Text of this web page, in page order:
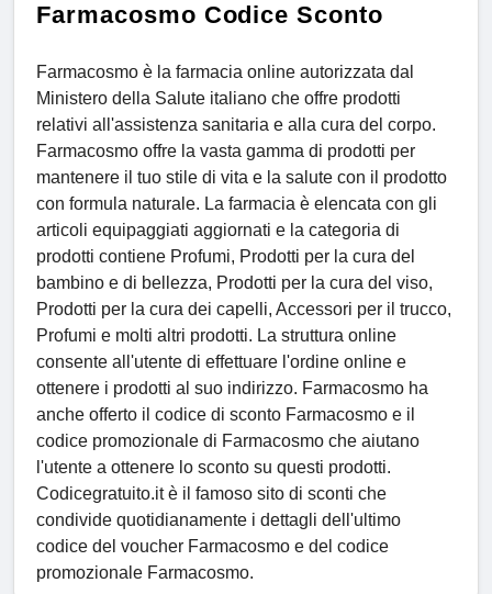
Farmacosmo Codice Sconto
Farmacosmo è la farmacia online autorizzata dal
Ministero della Salute italiano che offre prodotti
relativi all'assistenza sanitaria e alla cura del corpo.
Farmacosmo offre la vasta gamma di prodotti per
mantenere il tuo stile di vita e la salute con il prodotto
con formula naturale. La farmacia è elencata con gli
articoli equipaggiati aggiornati e la categoria di
prodotti contiene Profumi, Prodotti per la cura del
bambino e di bellezza, Prodotti per la cura del viso,
Prodotti per la cura dei capelli, Accessori per il trucco,
Profumi e molti altri prodotti. La struttura online
consente all'utente di effettuare l'ordine online e
ottenere i prodotti al suo indirizzo. Farmacosmo ha
anche offerto il codice di sconto Farmacosmo e il
codice promozionale di Farmacosmo che aiutano
l'utente a ottenere lo sconto su questi prodotti.
Codicegratuito.it è il famoso sito di sconti che
condivide quotidianamente i dettagli dell'ultimo
codice del voucher Farmacosmo e del codice
promozionale Farmacosmo.